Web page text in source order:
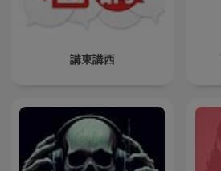
講東講西